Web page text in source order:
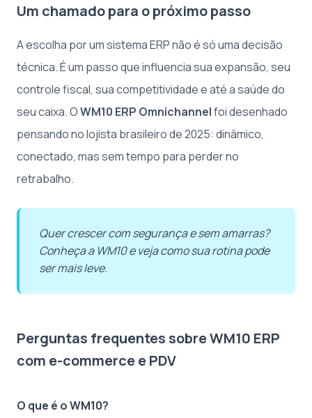
Um chamado para o próximo passo
A escolha por um sistema ERP não é só uma decisão
técnica. É um passo que influencia sua expansão, seu
controle fiscal, sua competitividade e até a saúde do
seu caixa. OWM10 ERP Omnichannelfoi desenhado
pensando no lojista brasileiro de 2025: dinâmico,
conectado, mas sem tempo para perder no
retrabalho.
Quer crescer com segurança e sem amarras?
Conheça a WM10 e veja como sua rotina pode
ser mais leve.
Perguntas frequentes sobre WM10 ERP
com e-commerce e PDV
O que é o WM10?